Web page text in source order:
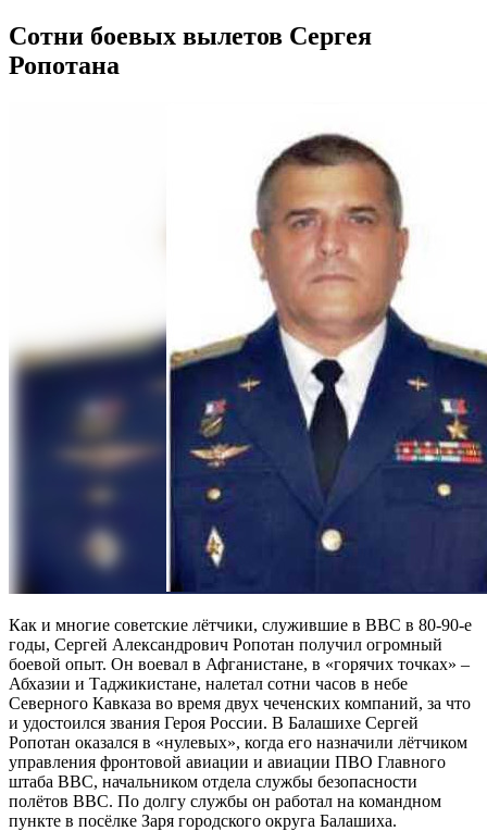
Сотни боевых вылетов Сергея
Ропотана
Как и многие советские лётчики, служившие в ВВС в 80-90-е
годы, Сергей Александрович Ропотан получил огромный
боевой опыт. Он воевал в Афганистане, в «горячих точках» –
Абхазии и Таджикистане, налетал сотни часов в небе
Северного Кавказа во время двух чеченских компаний, за что
и удостоился звания Героя России. В Балашихе Сергей
Ропотан оказался в «нулевых», когда его назначили лётчиком
управления фронтовой авиации и авиации ПВО Главного
штаба ВВС, начальником отдела службы безопасности
полётов ВВС. По долгу службы он работал на командном
пункте в посёлке Заря городского округа Балашиха.